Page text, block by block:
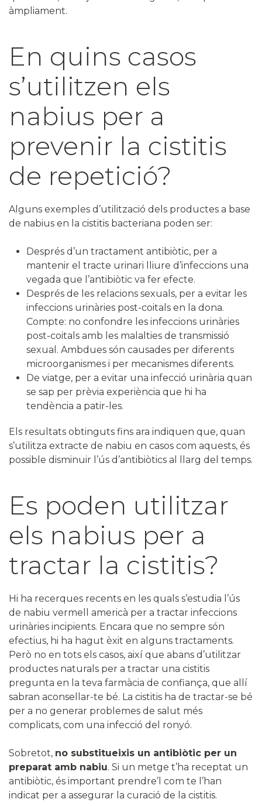
àmpliament.
En quins casos
s’utilitzen els
nabius per a
prevenir la cistitis
de repetició?
Alguns exemples d’utilització dels productes a base
de nabius en la cistitis bacteriana poden ser:
Després d’un tractament antibiòtic, per a
mantenir el tracte urinari lliure d’infeccions una
vegada que l’antibiòtic va fer efecte.
Després de les relacions sexuals, per a evitar les
infeccions urinàries post-coitals en la dona.
Compte: no confondre les infeccions urinàries
post-coitals amb les malalties de transmissió
sexual. Ambdues són causades per diferents
microorganismes i per mecanismes diferents.
De viatge, per a evitar una infecció urinària quan
se sap per prèvia experiència que hi ha
tendència a patir-les.
Els resultats obtinguts fins ara indiquen que, quan
s’utilitza extracte de nabiu en casos com aquests, és
possible disminuir l’ús d’antibiòtics al llarg del temps.
Es poden utilitzar
els nabius per a
tractar la cistitis?
Hi ha recerques recents en les quals s’estudia l’ús
de nabiu vermell americà per a tractar infeccions
urinàries incipients. Encara que no sempre són
efectius, hi ha hagut èxit en alguns tractaments.
Però no en tots els casos, així que abans d’utilitzar
productes naturals per a tractar una cistitis
pregunta en la teva farmàcia de confiança, que allí
sabran aconsellar-te bé. La cistitis ha de tractar-se bé
per a no generar problemes de salut més
complicats, com una infecció del ronyó.
Sobretot, no substitueixis un antibiòtic per un
preparat amb nabiu. Si un metge t’ha receptat un
antibiòtic, és important prendre’l com te l’han
indicat per a assegurar la curació de la cistitis.